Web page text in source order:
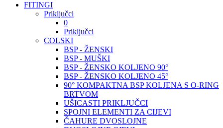
FITINGI
Priključci
0
Priključci
COLSKI
BSP - ŽENSKI
BSP - MUŠKI
BSP - ŽENSKO KOLJENO 90°
BSP - ŽENSKO KOLJENO 45°
90° KOMPAKTNA BSP KOLJENA S O-RING
BRTVOM
UŠICASTI PRIKLJUČCI
SPOJNI ELEMENTI ZA CIJEVI
ČAHURE DVOSLOJNE